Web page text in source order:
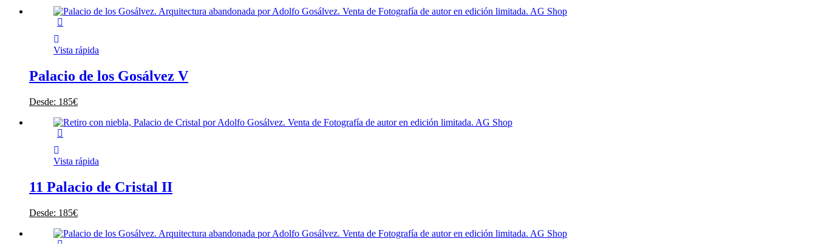
Vista rápida
Palacio de los Gosálvez V
Desde: 185€
Vista rápida
11 Palacio de Cristal II
Desde: 185€